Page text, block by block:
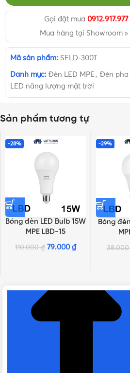
Gọi đặt mua 0912.917.977
Mua hàng tại Showroom »
Mã sản phẩm: SFLD-300T
Danh mục: Đèn LED MPE, Đèn pha
LED năng lượng mặt trời
Sản phẩm tương tự
-28%
Bóng đèn LED Bulb 15W
MPE LBD-15
110.000₫ 79.000₫
-29%
Bóng
Thông số kỹ thuật của Đèn
mặt trời MPE 300W